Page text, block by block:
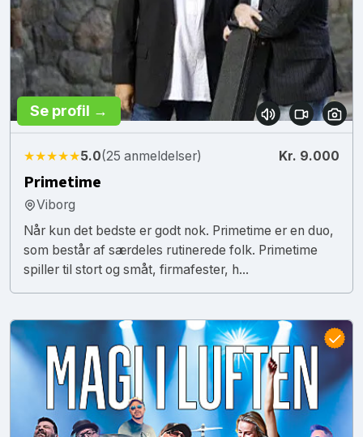
Se profil →
★★★★★5.0(25 anmeldelser) Kr. 9.000
Primetime
Viborg
Når kun det bedste er godt nok. Primetime er en duo,
som består af særdeles rutinerede folk. Primetime
spiller til stort og småt, firmafester, h...